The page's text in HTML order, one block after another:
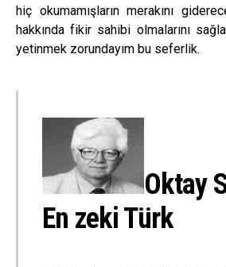
hiç okumamışların merakını
hakkında fikir sahibi olmalarını
yetinmek zorundayım bu seferlik.
Oktay
En zeki Türk